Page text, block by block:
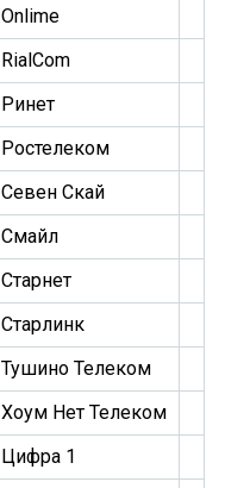
Onlime
RialCom
Ринет
Ростелеком
Севен Скай
Смайл
Старнет
Старлинк
Тушино Телеком
Хоум Нет Телеком
Цифра 1